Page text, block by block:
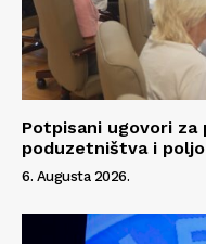
Potpisani ugovori
poduzetništva i
6. Augusta 2026.